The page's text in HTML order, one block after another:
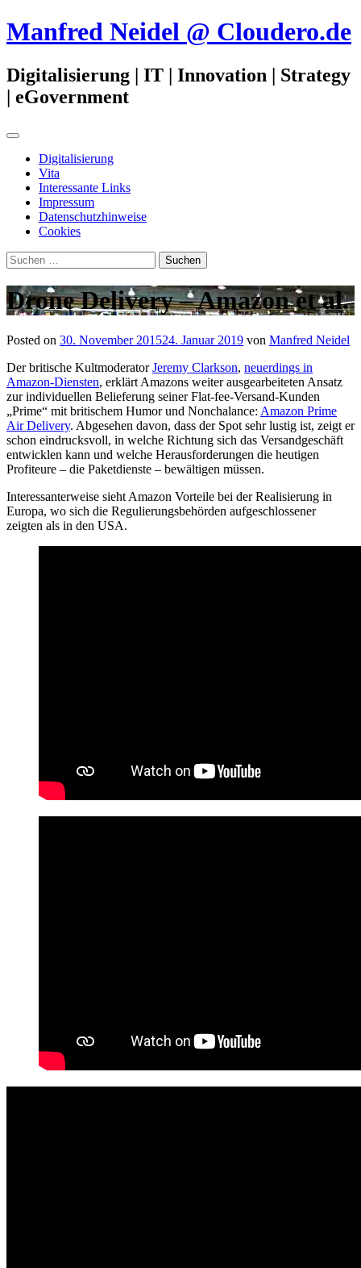
Zum
Inhalt
Manfred Neidel @ Cloudero.de
Digitalisierung | IT | Innovation | Strategy
| eGovernment
Primäres
Digitalisierung
Vita
Interessante Links
Impressum
Datenschutzhinweise
Cookies
Suchen
nach:
Drone Delivery – Amazon et al.
Posted on 30. November 201524. Januar 2019 von Manfred Neidel
Der britische KultmoderatorJeremy Clarkson, neuerdings in
Amazon-Diensten, erklärt Amazons weiter ausgearbeiteten Ansatz
zur individuellen Belieferung seiner Flat-fee-Versand-Kunden
„Prime“ mit britischem Humor und Nonchalance: Amazon Prime
Air Delivery. Abgesehen davon, dass der Spot sehr lustig ist, zeigt er
schon eindrucksvoll, in welche Richtung sich das Versandgeschäft
entwicklen kann und welche Herausforderungen die heutigen
Profiteure – die Paketdienste – bewältigen müssen.
Interessanterweise sieht Amazon Vorteile bei der Realisierung in
Europa, wo sich die Regulierungsbehörden aufgeschlossener
zeigten als in den USA.